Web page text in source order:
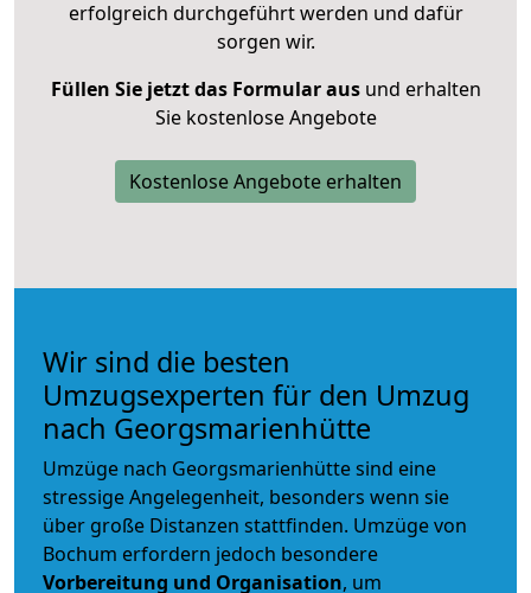
erfolgreich durchgeführt werden und dafür
sorgen wir.
Füllen Sie jetzt das Formular ausund erhalten
Sie kostenlose Angebote
Kostenlose Angebote erhalten
Wir sind die besten
Umzugsexperten für den Umzug
nach Georgsmarienhütte
Umzüge nach Georgsmarienhütte sind eine
stressige Angelegenheit, besonders wenn sie
über große Distanzen stattfinden. Umzüge von
Bochum erfordern jedoch besondere
Vorbereitung und Organisation, um